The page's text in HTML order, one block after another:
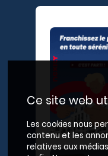
Ce site web
Les cookies nous
contenu et les
relatives aux